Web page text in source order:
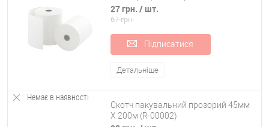
27 грн. / шт.
67 грн.
Підписатися
Детальніше
Немає в наявності
Скотч пакувальний прозорий 45мм
Х 200м (R-00002)